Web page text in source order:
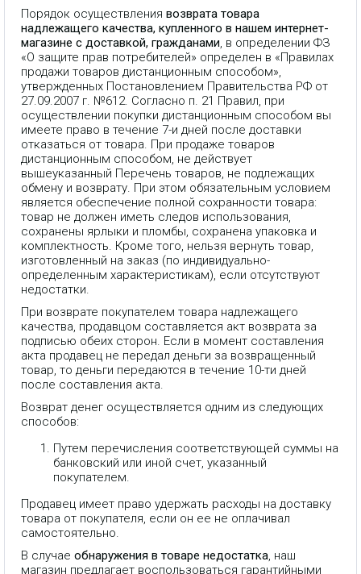
Порядок осуществления возврата товара
надлежащего качества, купленного в нашем интернет-
магазине с доставкой, гражданами, в определении ФЗ
«О защите прав потребителей» определен в «Правилах
продажи товаров дистанционным способом»,
утвержденных Постановлением Правительства РФ от
27.09.2007 г. №612. Согласно п. 21 Правил, при
осуществлении покупки дистанционным способом вы
имеете право в течение 7-и дней после доставки
отказаться от товара. При продаже товаров
дистанционным способом, не действует
вышеуказанный Перечень товаров, не подлежащих
обмену и возврату. При этом обязательным условием
является обеспечение полной сохранности товара:
товар не должен иметь следов использования,
сохранены ярлыки и пломбы, сохранена упаковка и
комплектность. Кроме того, нельзя вернуть товар,
изготовленный на заказ (по индивидуально-
определенным характеристикам), если отсутствуют
недостатки.
При возврате покупателем товара надлежащего
качества, продавцом составляется акт возврата за
подписью обеих сторон. Если в момент составления
акта продавец не передал деньги за возвращенный
товар, то деньги передаются в течение 10-ти дней
после составления акта.
Возврат денег осуществляется одним из следующих
способов:
Путем перечисления соответствующей суммы на
банковский или иной счет, указанный
покупателем.
Продавец имеет право удержать расходы на доставку
товара от покупателя, если он ее не оплачивал
самостоятельно.
В случае обнаружения в товаре недостатка, наш
магазин предлагает воспользоваться гарантийными
Jlab GO Work Pop Black-это
отличные беспроводные